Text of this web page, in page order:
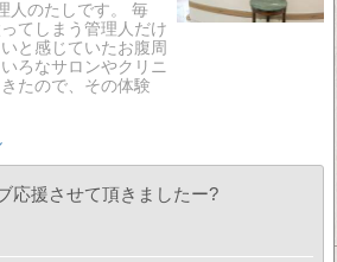
人のたしです。 毎
てしまう管理人だけ
と感じていたお腹周
ろなサロンやクリニ
たので、その体験
応援させて頂きましたー?